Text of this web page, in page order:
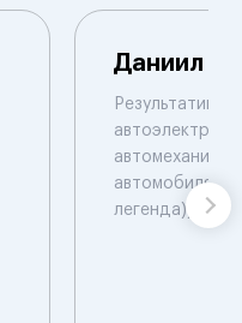
Даниил
автоэлектрик и
автомеханик
автомобилям.
легенда))